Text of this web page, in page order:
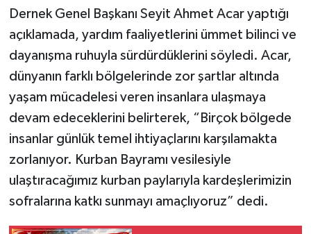
Dernek Genel Başkanı Seyit Ahmet Acar yaptığı
açıklamada, yardım faaliyetlerini ümmet bilinci ve
dayanışma ruhuyla sürdürdüklerini söyledi. Acar,
dünyanın farklı bölgelerinde zor şartlar altında
yaşam mücadelesi veren insanlara ulaşmaya
devam edeceklerini belirterek, “Birçok bölgede
insanlar günlük temel ihtiyaçlarını karşılamakta
zorlanıyor. Kurban Bayramı vesilesiyle
ulaştıracağımız kurban paylarıyla kardeşlerimizin
sofralarına katkı sunmayı amaçlıyoruz” dedi.